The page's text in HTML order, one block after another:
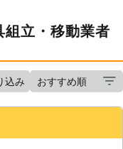
立・移動業者
込み